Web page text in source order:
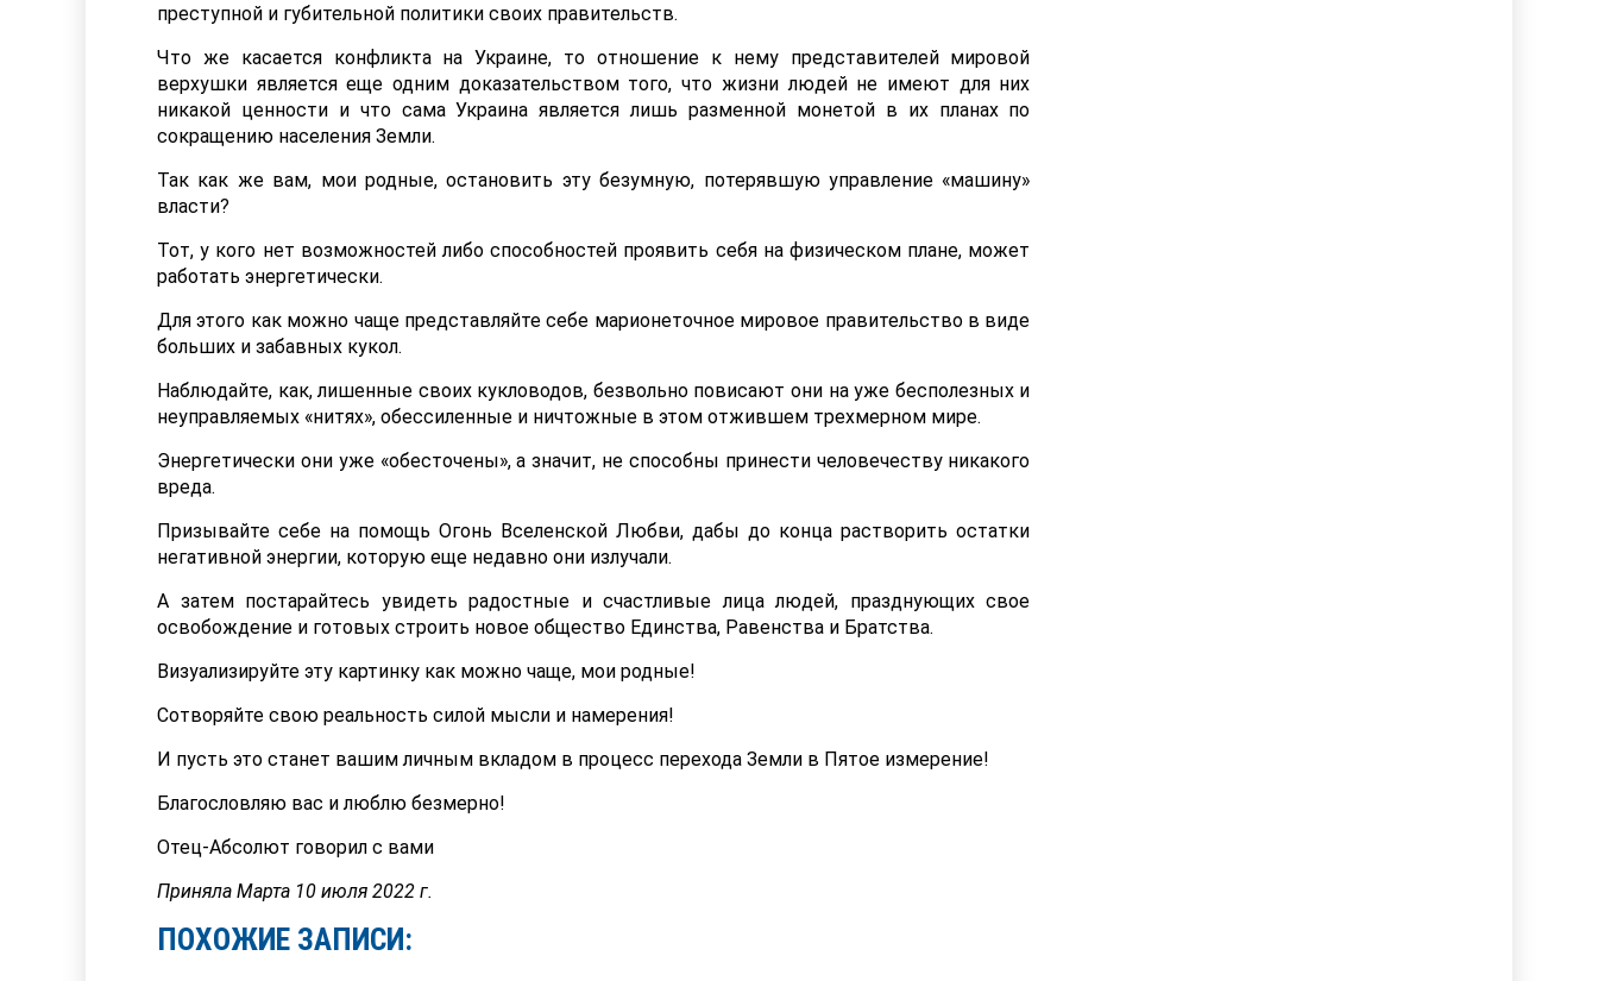
преступной и губительной политики своих правительств.
Что же касается конфликта на Украине, то отношение к нему представителей мировой
верхушки является еще одним доказательством того, что жизни людей не имеют для них
никакой ценности и что сама Украина является лишь разменной монетой в их планах по
сокращению населения Земли.
Так как же вам, мои родные, остановить эту безумную, потерявшую управление «машину»
власти?
Тот, у кого нет возможностей либо способностей проявить себя на физическом плане, может
работать энергетически.
Для этого как можно чаще представляйте себе марионеточное мировое правительство в виде
больших и забавных кукол.
Наблюдайте, как, лишенные своих кукловодов, безвольно повисают они на уже бесполезных и
неуправляемых «нитях», обессиленные и ничтожные в этом отжившем трехмерном мире.
Энергетически они уже «обесточены», а значит, не способны принести человечеству никакого
вреда.
Призывайте себе на помощь Огонь Вселенской Любви, дабы до конца растворить остатки
негативной энергии, которую еще недавно они излучали.
А затем постарайтесь увидеть радостные и счастливые лица людей, празднующих свое
освобождение и готовых строить новое общество Единства, Равенства и Братства.
Визуализируйте эту картинку как можно чаще, мои родные!
Сотворяйте свою реальность силой мысли и намерения!
И пусть это станет вашим личным вкладом в процесс перехода Земли в Пятое измерение!
Благословляю вас и люблю безмерно!
Отец-Абсолют говорил с вами
Приняла Марта 10 июля 2022 г.
ПОХОЖИЕ ЗАПИСИ: